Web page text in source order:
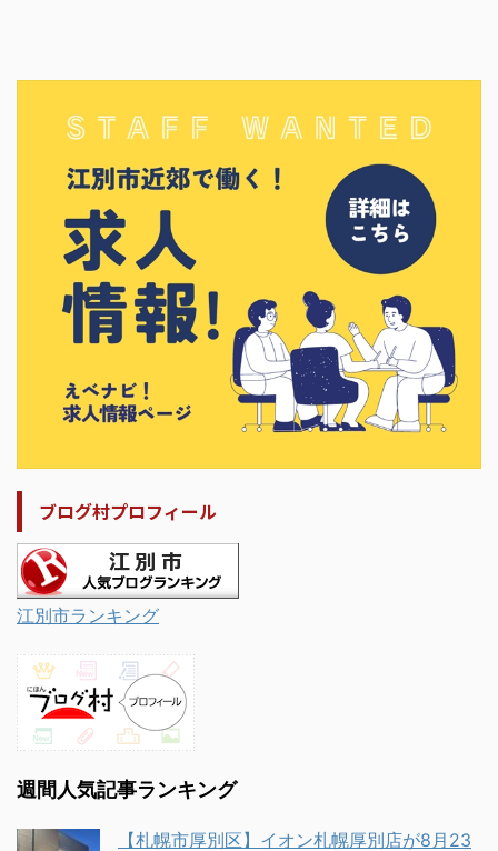
ブログ村プロフィール
江別市ランキング
週間人気記事ランキング
【札幌市厚別区】イオン札幌厚別店が8月23